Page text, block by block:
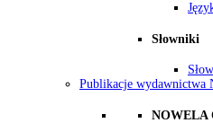
Słowniki
Publikacje wydawnictwa
NOWELA